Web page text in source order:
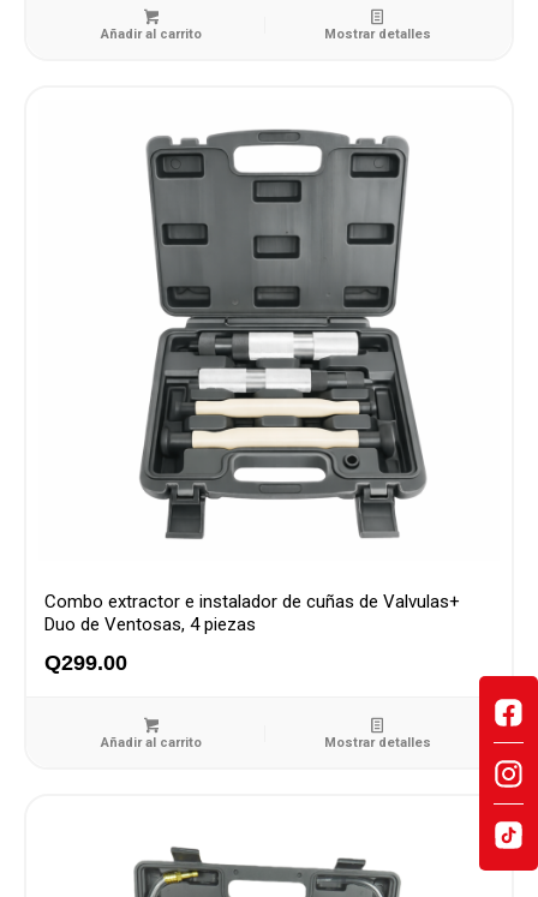
Añadir al carrito Mostrar detalles
Combo extractor e instalador de cuñas de Valvulas+
Duo de Ventosas, 4 piezas
Q299.00
Añadir al carrito Mostrar detalles